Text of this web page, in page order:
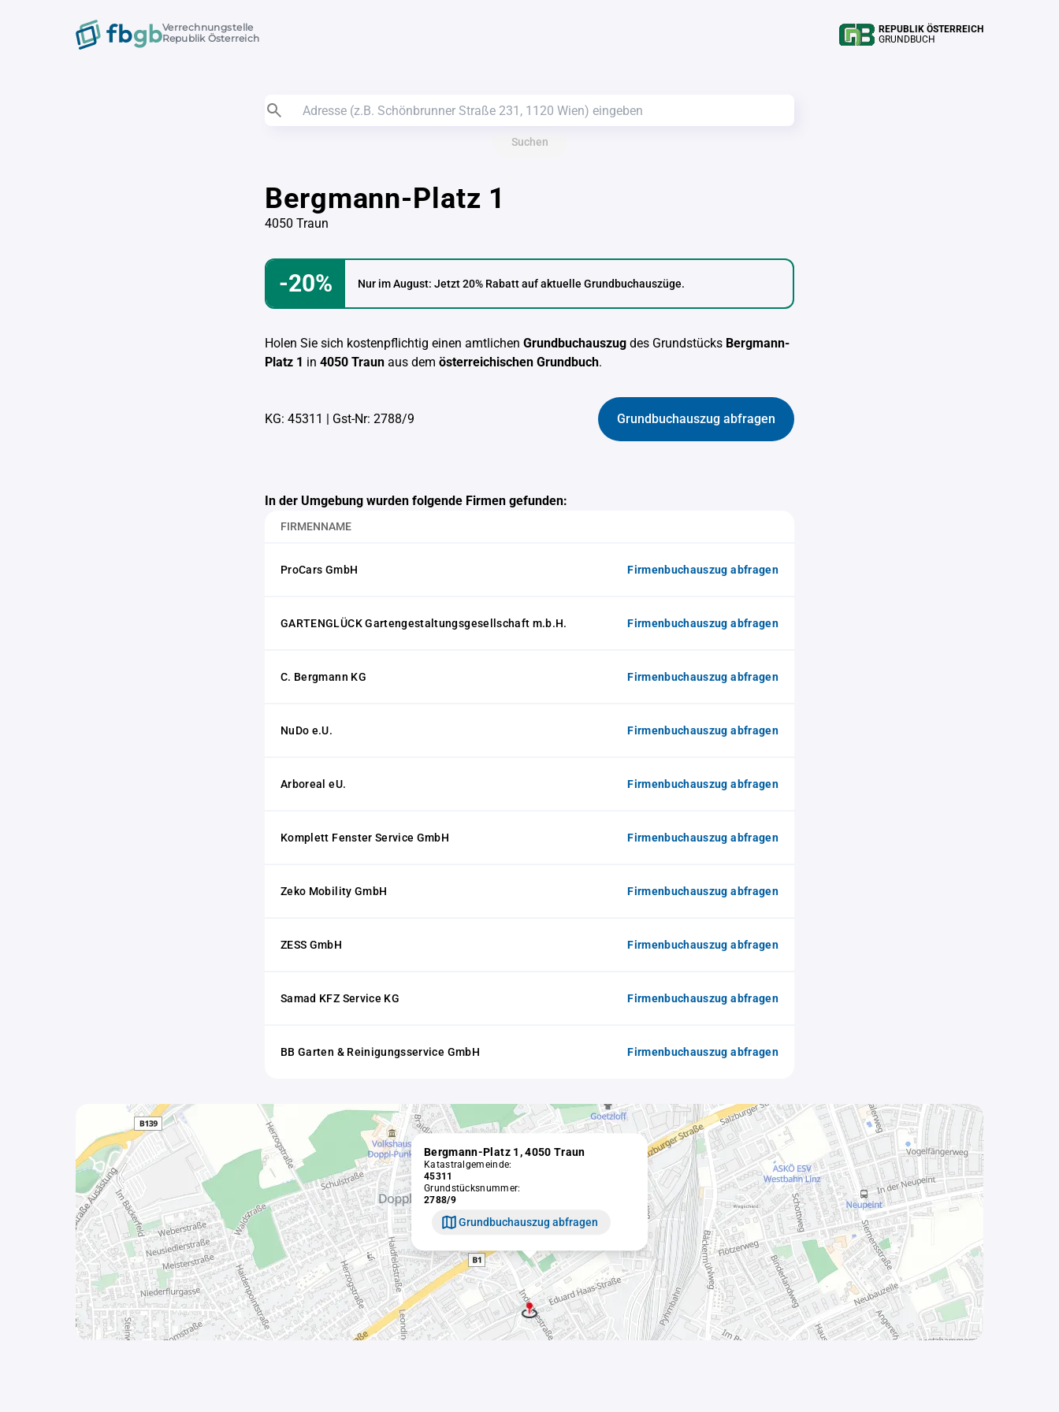
Verrechnungstelle
Republik Österreich
REPUBLIK ÖSTERREICH
GRUNDBUCH
Suchen
Bergmann-Platz 1
4050 Traun
-20% Nur im August: Jetzt 20% Rabatt auf aktuelle Grundbuchauszüge.
Holen Sie sich kostenpflichtig einen amtlichen Grundbuchauszug des Grundstücks Bergmann-
Platz 1 in 4050 Traun aus dem österreichischen Grundbuch.
KG: 45311 | Gst-Nr: 2788/9 Grundbuchauszug abfragen
In der Umgebung wurden folgende Firmen gefunden:
FIRMENNAME
ProCars GmbH Firmenbuchauszug abfragen
GARTENGLÜCK Gartengestaltungsgesellschaft m.b.H. Firmenbuchauszug abfragen
C. Bergmann KG Firmenbuchauszug abfragen
NuDo e.U. Firmenbuchauszug abfragen
Arboreal eU. Firmenbuchauszug abfragen
Komplett Fenster Service GmbH Firmenbuchauszug abfragen
Zeko Mobility GmbH Firmenbuchauszug abfragen
ZESS GmbH Firmenbuchauszug abfragen
Samad KFZ Service KG Firmenbuchauszug abfragen
BB Garten & Reinigungsservice GmbH Firmenbuchauszug abfragen
Bergmann-Platz 1, 4050 Traun
Katastralgemeinde:
45311
Grundstücksnummer:
2788/9
Grundbuchauszug abfragen